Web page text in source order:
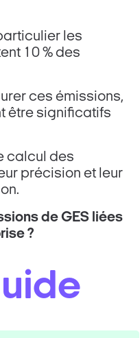
les
10 % des
ces émissions,
être significatifs
calcul des
précision et leur
de GES liées
?